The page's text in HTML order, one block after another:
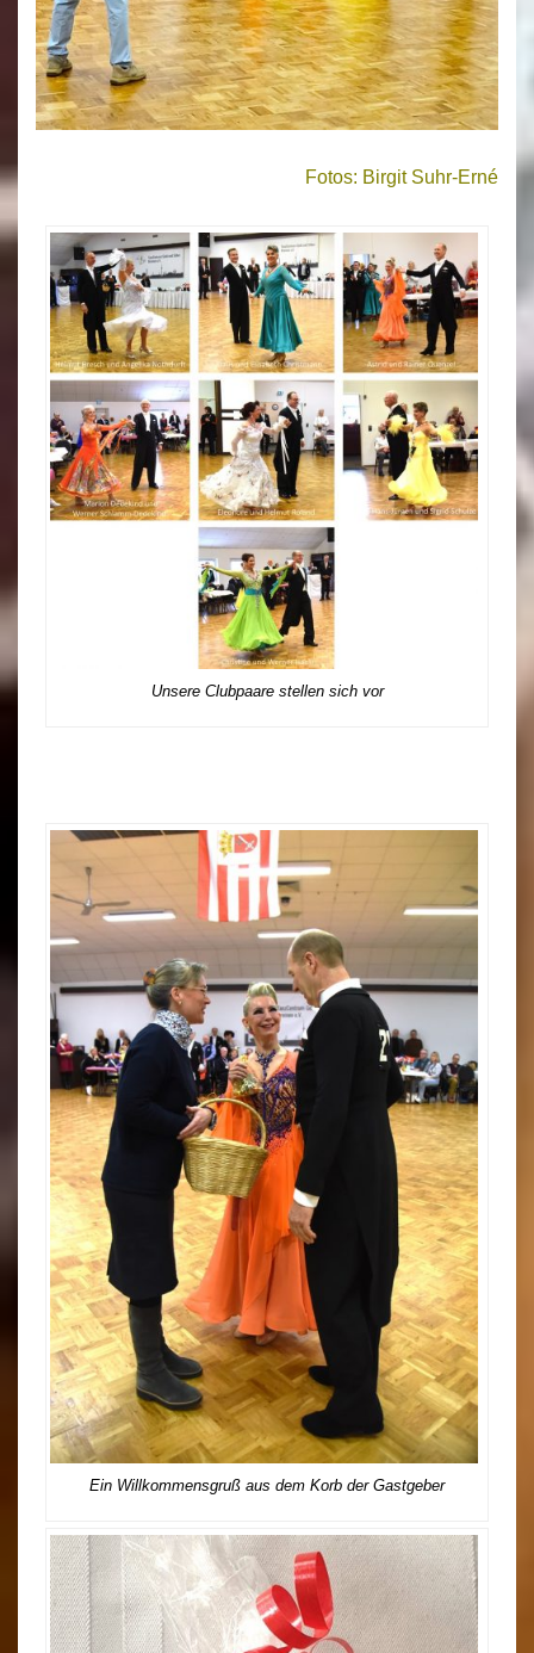
Fotos: Birgit Suhr-Erné
Unsere Clubpaare stellen sich vor
Ein Willkommensgruß aus dem Korb der Gastgeber